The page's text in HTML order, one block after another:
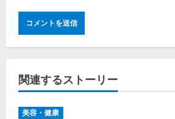
関連するストーリー
美容・健康